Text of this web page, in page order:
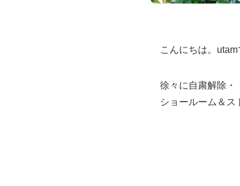
こんにちは。utam
徐々に自粛解除・
ショールーム＆ス